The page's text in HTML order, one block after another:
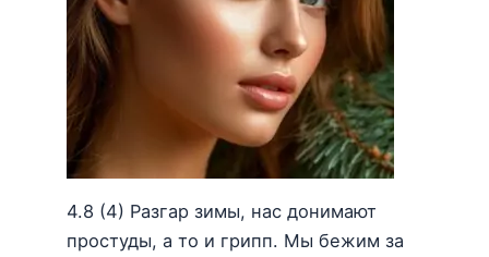
4.8 (4) Разгар зимы, нас донимают
простуды, а то и грипп. Мы бежим за